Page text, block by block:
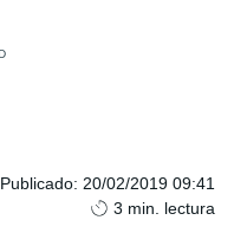
Publicado: 20/02/2019 09:41
3 min. lectura